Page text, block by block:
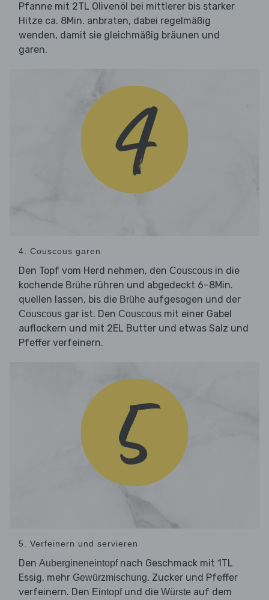
Pfanne mit 2TL Olivenöl bei mittlerer bis starker
Hitze ca. 8Min. anbraten, dabei regelmäßig
wenden, damit sie gleichmäßig bräunen und
garen.
4. Couscous garen
Den Topf vom Herd nehmen, den Couscous in die
kochende Brühe rühren und abgedeckt 6–8Min.
quellen lassen, bis die Brühe aufgesogen und der
Couscous gar ist. Den Couscous mit einer Gabel
auflockern und mit 2EL Butter und etwas Salz und
Pfeffer verfeinern.
5. Verfeinern und servieren
Den Aubergineneintopfnach Geschmack mit 1TL
Essig, mehr Gewürzmischung, Zucker und Pfeffer
verfeinern. Den Eintopfund die Würste auf dem